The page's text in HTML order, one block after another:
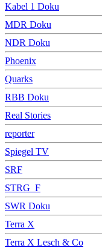
Kabel 1 Doku
MDR Doku
NDR Doku
Phoenix
Quarks
RBB Doku
Real Stories
reporter
Spiegel TV
SRF
STRG_F
SWR Doku
Terra X
Terra X Lesch & Co